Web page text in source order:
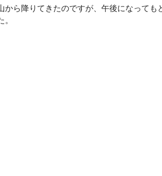
から降りてきたのですが、午後になっても